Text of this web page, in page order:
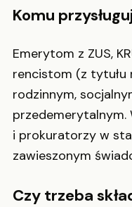
Komu
Emerytom z ZUS,
rencistom (z tytułu
rodzinnym,
przedemerytalnym.
i prokuratorzy w
zawieszonym
Czy trzeba